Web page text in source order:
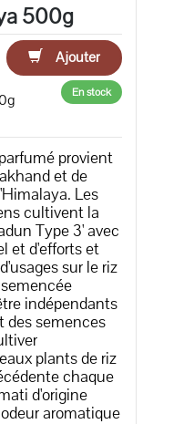
500g
Ajouter
En stock
provient
et de
Les
cultivent la
Type 3' avec
et d'efforts et
sur le riz
indépendants
des semences
plants de riz
chaque
d'origine
aromatique